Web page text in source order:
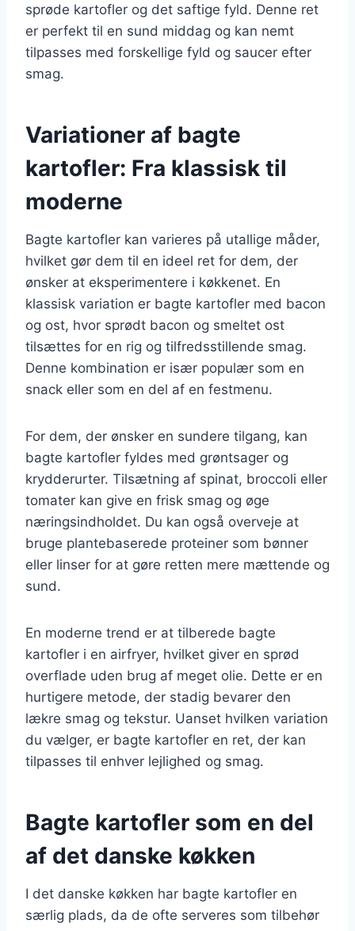
sprøde kartofler og det saftige fyld. Denne ret
er perfekt til en sund middag og kan nemt
tilpasses med forskellige fyld og saucer efter
smag.
Variationer af bagte
kartofler: Fra klassisk til
moderne
Bagte kartofler kan varieres på utallige måder,
hvilket gør dem til en ideel ret for dem, der
ønsker at eksperimentere i køkkenet. En
klassisk variation er bagte kartofler med bacon
og ost, hvor sprødt bacon og smeltet ost
tilsættes for en rig og tilfredsstillende smag.
Denne kombination er især populær som en
snack eller som en del af en festmenu.
For dem, der ønsker en sundere tilgang, kan
bagte kartofler fyldes med grøntsager og
krydderurter. Tilsætning af spinat, broccoli eller
tomater kan give en frisk smag og øge
næringsindholdet. Du kan også overveje at
bruge plantebaserede proteiner som bønner
eller linser for at gøre retten mere mættende og
sund.
En moderne trend er at tilberede bagte
kartofler i en airfryer, hvilket giver en sprød
overflade uden brug af meget olie. Dette er en
hurtigere metode, der stadig bevarer den
lækre smag og tekstur. Uanset hvilken variation
du vælger, er bagte kartofler en ret, der kan
tilpasses til enhver lejlighed og smag.
Bagte kartofler som en del
af det danske køkken
I det danske køkken har bagte kartofler en
særlig plads, da de ofte serveres som tilbehør